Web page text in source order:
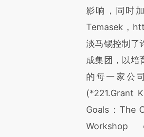
影响，同时
Temasek，
淡马锡控制了
成集团，以培
的每一家公
(*221.Grant
Goals：The